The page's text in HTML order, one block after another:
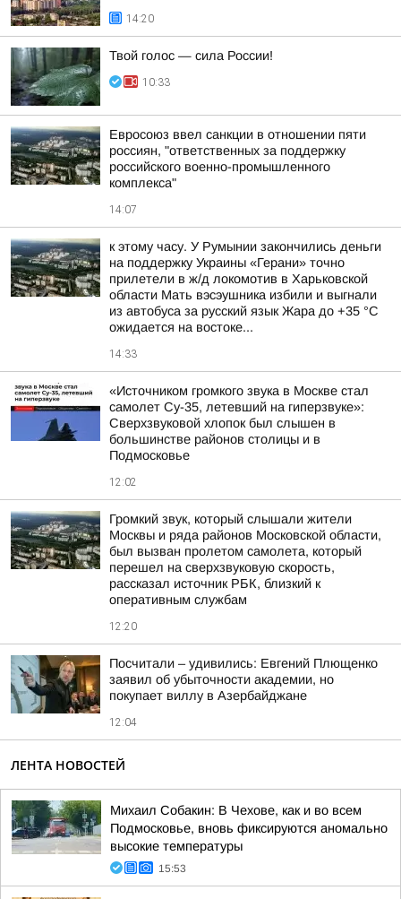
14:20
Твой голос — сила России!
10:33
Евросоюз ввел санкции в отношении пяти
россиян, "ответственных за поддержку
российского военно-промышленного
комплекса"
14:07
к этому часу. У Румынии закончились деньги
на поддержку Украины «Герани» точно
прилетели в ж/д локомотив в Харьковской
области Мать вэсэушника избили и выгнали
из автобуса за русский язык Жара до +35 °С
ожидается на востоке...
14:33
«Источником громкого звука в Москве стал
самолет Су-35, летевший на гиперзвуке»:
Сверхзвуковой хлопок был слышен в
большинстве районов столицы и в
Подмосковье
12:02
Громкий звук, который слышали жители
Москвы и ряда районов Московской области,
был вызван пролетом самолета, который
перешел на сверхзвуковую скорость,
рассказал источник РБК, близкий к
оперативным службам
12:20
Посчитали – удивились: Евгений Плющенко
заявил об убыточности академии, но
покупает виллу в Азербайджане
12:04
ЛЕНТА НОВОСТЕЙ
Михаил Собакин: В Чехове, как и во всем
Подмосковье, вновь фиксируются аномально
высокие температуры
15:53